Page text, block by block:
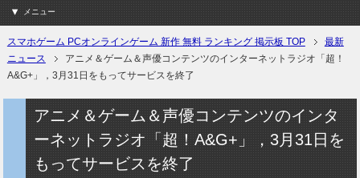
メニュー
スマホゲーム PCオンラインゲーム 新作 無料 ランキング 掲示板 TOP
最新
ニュース
アニメ＆ゲーム＆声優コンテンツのインターネットラジオ「超！
A&G+」，3月31日をもってサービスを終了
アニメ＆ゲーム＆声優コンテンツのインタ
ーネットラジオ「超！A&G+」，3月31日を
もってサービスを終了